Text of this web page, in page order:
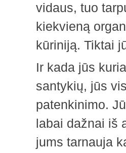
vidaus, tuo
kiekvieną
kūriniją. Tiktai
Ir kada jūs
santykių, jūs
patenkinimo.
labai dažnai iš
jums tarnauja